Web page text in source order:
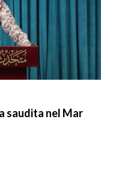
saudita nel Mar